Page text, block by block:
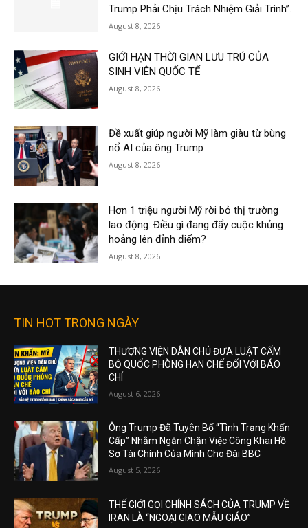
Trump Phải Chịu Trách Nhiệm Giải Trình”.
August 8, 2026
GIỚI HẠN THỜI GIAN LƯU TRÚ CỦA
SINH VIÊN QUỐC TẾ
August 8, 2026
Đề xuất giúp người Mỹ làm giàu từ bùng
nổ AI của ông Trump
August 8, 2026
Hơn 1 triệu người Mỹ rời bỏ thị trường
lao động: Điều gì đang đẩy cuộc khủng
hoảng lên đỉnh điểm?
August 8, 2026
TIN HOT TRONG NGÀY
THƯỢNG VIỆN DÂN CHỦ ĐƯA LUẬT CẤM
BỘ QUỐC PHÒNG HẠN CHẾ ĐỐI VỚI BÁO
CHÍ
August 6, 2026
Ông Trump Đã Tuyên Bố “Tình Trạng Khẩn
Cấp” Nhằm Ngăn Chặn Việc Công Khai Hồ
Sơ Tài Chính Của Mình Cho Đài BBC
August 5, 2026
THẾ GIỚI GỌI CHÍNH SÁCH CỦA TRUMP VỀ
IRAN LÀ “NGOẠI GIAO MẪU GIÁO”